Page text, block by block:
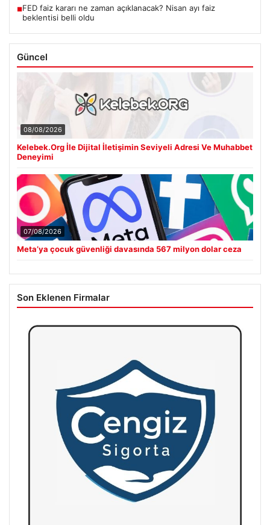
■FED faiz kararı ne zaman açıklanacak? Nisan ayı faiz
beklentisi belli oldu
Güncel
08/08/2026
Kelebek.Org İle Dijital İletişimin Seviyeli Adresi Ve Muhabbet
Deneyimi
07/08/2026
Meta’ya çocuk güvenliği davasında 567 milyon dolar ceza
Son Eklenen Firmalar